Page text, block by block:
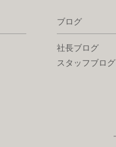
ブログ
社長ブログ
スタッフブログ